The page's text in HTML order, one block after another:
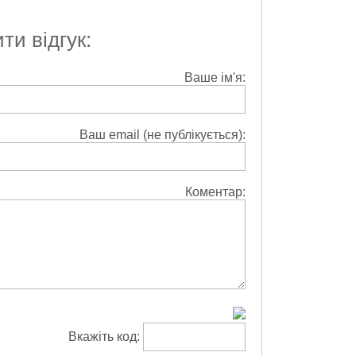
відгук:
Ваше ім'я:
Ваш email (не публікується):
Коментар:
Вкажіть код: